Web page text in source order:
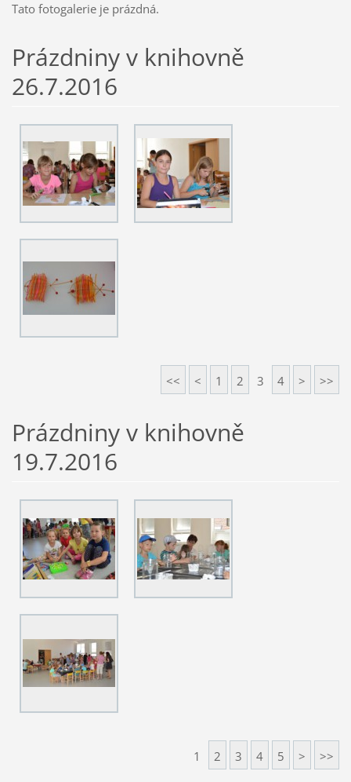
Tato fotogalerie je prázdná.
Prázdniny v knihovně
26.7.2016
<< < 1 2 3 4 > >>
Prázdniny v knihovně
19.7.2016
1 2 3 4 5 > >>